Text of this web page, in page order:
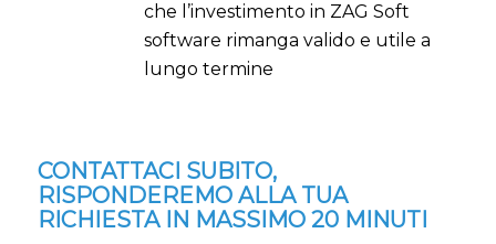
che l’investimento in ZAG Soft
software rimanga valido e utile a
lungo termine
CONTATTACI SUBITO,
RISPONDEREMO ALLA TUA
RICHIESTA IN MASSIMO 20 MINUTI